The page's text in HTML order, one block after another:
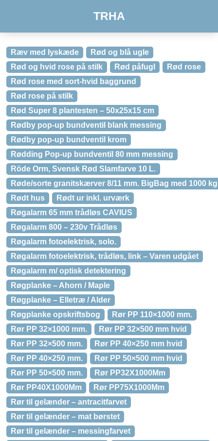
TRHA
Ræv med lyskæde
Rød og blå ugle
Rød og hvid rose på stilk
Rød påfugl
Rød rose
Rød rose med sort-hvid baggrund
Rød rose på stilk
Rød Super 8 plantesten – 50x25x15 cm
Rødby pop-up bundventil blank messing
Rødby pop-up bundventil krom
Rødding Pop-up bundventil 80 mm messing
Röde Orm, Svensk Rød Slamfarve 10 L.
Røde/sorte granitskærver 8/11 mm. BigBag med 1000
Rødt hus
Rødt ur inkl. urværk
Røgalarm 65 mm trådløs CAVIUS
Røgalarm 800 – 230v Trådløs
Røgalarm fotoelektrisk, solo.
Røgalarm fotoelektrisk, trådløs, link – Varen udgået
Røgalarm m/ optisk detektering
Røgplanke – Ahorn / Maple
Røgplanke – Elletræ / Alder
Røgplanke opskriftsbog
Rør PP 110×1000 mm.
Rør PP 32×1000 mm.
Rør PP 32×500 mm hvid
Rør PP 32×500 mm.
Rør PP 40×250 mm hvid
Rør PP 40×250 mm.
Rør PP 50×500 mm hvid
Rør PP 50×500 mm.
Rør PP32X1000Mm
Rør PP40X1000Mm
Rør PP75X1000Mm
Rør til gelænder – antracitfarvet
Rør til gelænder – mat børstet
Rør til gelænder – messingfarvet